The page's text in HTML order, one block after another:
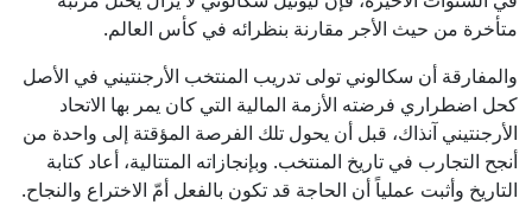
متأخرة من حيث الأجر مقارنة بنظرائه في كأس العالم.
والمفارقة أن سكالوني تولى تدريب المنتخب الأرجنتيني في الأصل
كحل اضطراري فرضته الأزمة المالية التي كان يمر بها الاتحاد
الأرجنتيني آنذاك، قبل أن يحول تلك الفرصة المؤقتة إلى واحدة من
أنجح التجارب في تاريخ المنتخب. وبإنجازاته المتتالية، أعاد كتابة
التاريخ وأثبت عملياً أن الحاجة قد تكون بالفعل أمّ الاختراع والنجاح.